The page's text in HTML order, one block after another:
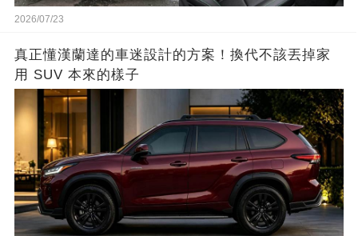
2026/07/23
真正懂漢蘭達的車迷設計的方案！換代不該丟掉家
用 SUV 本來的樣子